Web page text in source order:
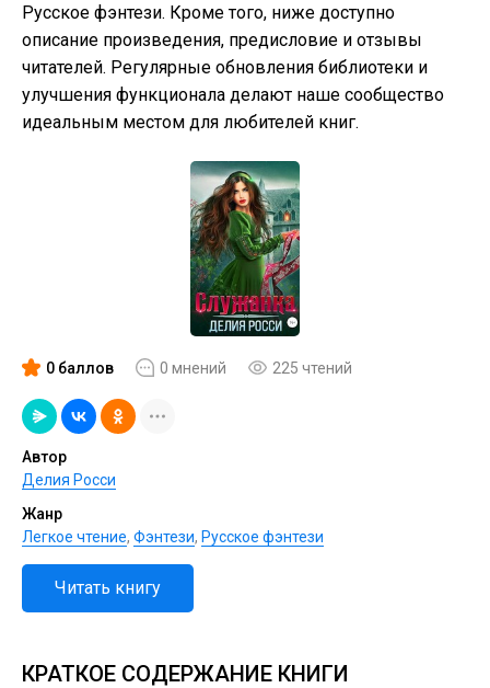
Русское фэнтези. Кроме того, ниже доступно
описание произведения, предисловие и отзывы
читателей. Регулярные обновления библиотеки и
улучшения функционала делают наше сообщество
идеальным местом для любителей книг.
0 баллов 0 мнений 225 чтений
Автор
Делия Росси
Жанр
Легкое чтение, Фэнтези, Русское фэнтези
Читать книгу
КРАТКОЕ СОДЕРЖАНИЕ КНИГИ